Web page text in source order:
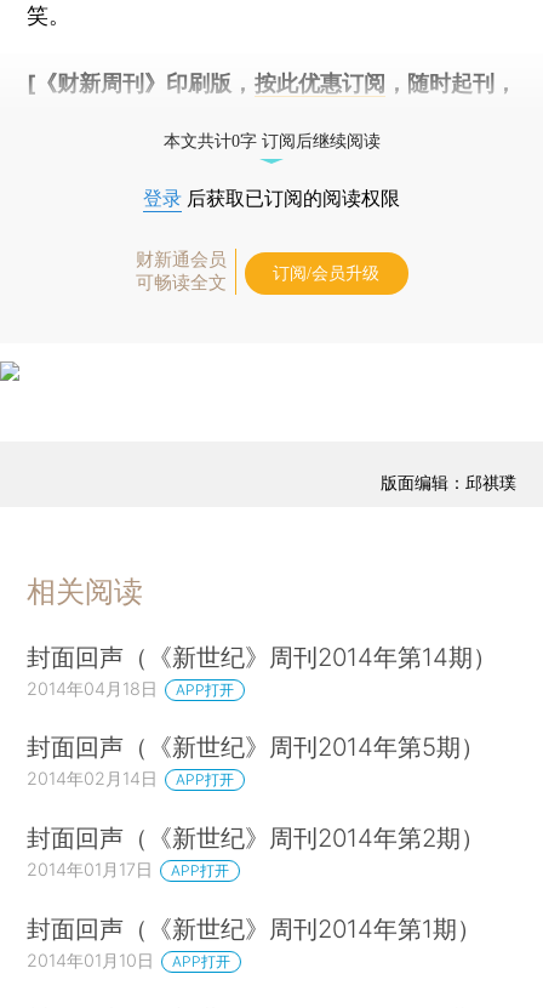
笑。
[《财新周刊》印刷版， 按此优惠订阅 ，随时起刊，
本文共计0字 订阅后继续阅读
登录 后获取已订阅的阅读权限
财新通会员
可畅读全文
订阅/会员升级
版面编辑：邱祺璞
相关阅读
封面回声（《新世纪》周刊2014年第14期）
2014年04月18日 APP打开
封面回声（《新世纪》周刊2014年第5期）
2014年02月14日 APP打开
封面回声（《新世纪》周刊2014年第2期）
2014年01月17日 APP打开
封面回声（《新世纪》周刊2014年第1期）
2014年01月10日 APP打开